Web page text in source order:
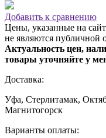
Добавить к сравнению
Цены, указанные на
не являются публичной
Актуальность цен,
товары уточняйте у
Доставка:
Уфа, Стерлитамак,
Магнитогорск
Варианты оплаты: